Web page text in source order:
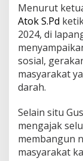
Menurut
Atok S.Pd
2024, di
sosial,
masyarakat
darah.
Selain situ
mengajak
membangun
masyarakat